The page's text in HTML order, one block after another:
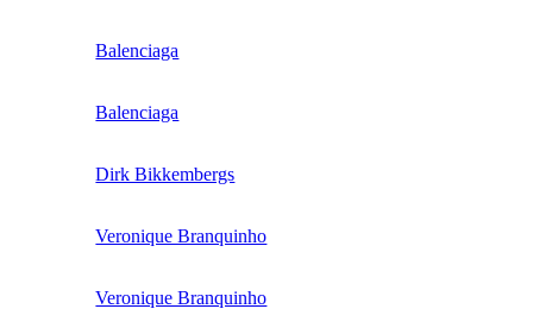
Balenciaga
Balenciaga
Dirk Bikkembergs
Veronique Branquinho
Veronique Branquinho